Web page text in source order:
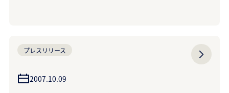
プレスリリース
2007.10.09